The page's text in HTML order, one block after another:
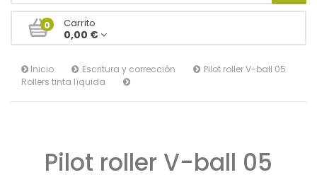
0 Carrito
0,00 €
Inicio
Escritura y corrección
Rollers tinta líquida
Pilot roller V-ball 05
Pilot roller V-ball 05